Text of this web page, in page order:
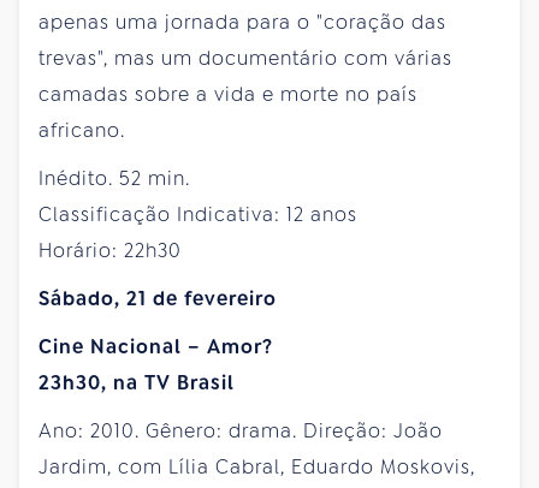
apenas uma jornada para o "coração das
trevas", mas um documentário com várias
camadas sobre a vida e morte no país
africano.
Inédito. 52 min.
Classificação Indicativa: 12 anos
Horário: 22h30
Sábado, 21 de fevereiro
Cine Nacional – Amor?
23h30, na TV Brasil
Ano: 2010. Gênero: drama. Direção: João
Jardim, com Lília Cabral, Eduardo Moskovis,